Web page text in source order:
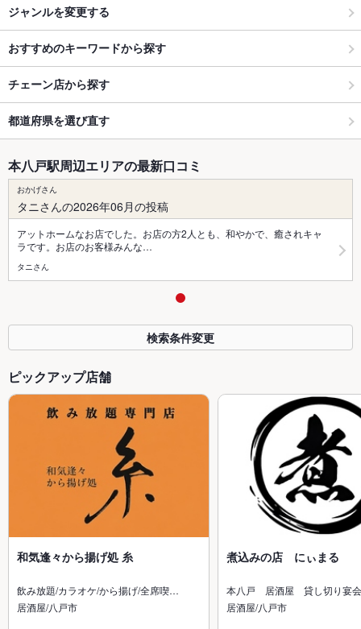
ジャンルを変更する
おすすめのキーワードから探す
チェーン店から探す
都道府県を選び直す
本八戸駅周辺エリアの最新口コミ
おかげさん
タニさんの2026年06月の投稿
アットホームなお店でした。お店の方2人とも、和やかで、癒されキャ
ラです。お店のお客様みんな…
タニさん
検索条件変更
ピックアップ店舗
和気逢々から揚げ処 糸
飲み放題/カラオケ/から揚げ/全席喫…
居酒屋/八戸市
煮込みの店 にぃまる
本八戸 居酒屋 貸し切り宴
居酒屋/八戸市